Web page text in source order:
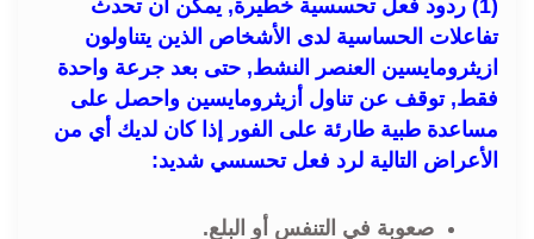
(1) ردود فعل تحسسية خطيرة, يمكن أن تحدث
تفاعلات الحساسية لدى الأشخاص الذين يتناولون
ازيثرومايسين العنصر النشط, حتى بعد جرعة واحدة
فقط, توقف عن تناول أزيثرومايسين واحصل على
مساعدة طبية طارئة على الفور إذا كان لديك أي من
الأعراض التالية لرد فعل تحسسي شديد:
صعوبة في التنفس أو البلع.